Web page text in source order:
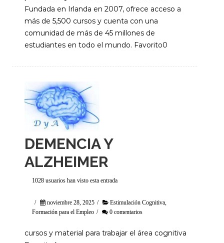
Fundada en Irlanda en 2007, ofrece acceso a
más de 5,500 cursos y cuenta con una
comunidad de más de 45 millones de
estudiantes en todo el mundo. Favorito0
DEMENCIA Y
ALZHEIMER
1028 usuarios han visto esta entrada
/ noviembre 28, 2025 / Estimulación Cognitiva
Formación para el Empleo / 0 comentarios
cursos y material para trabajar el área cognitiva